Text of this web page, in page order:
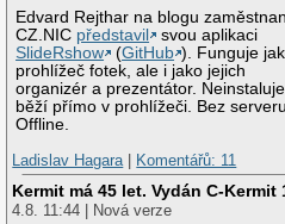
Edvard Rejthar na blogu
CZ.NIC představil
svou aplikaci
SlideRshow
(GitHub ). Funguje
prohlížeč fotek, ale i jako jejich
organizér a prezentátor.
běží přímo v prohlížeči. Bez
Offline.
Ladislav Hagara | Komentářů: 11
Kermit má 45 let. Vydán C-Kermit
4.8. 11:44 | Nová verze